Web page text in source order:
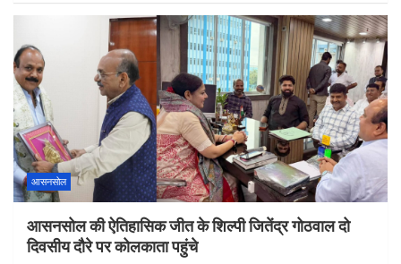
आसनसोल
आसनसोल की ऐतिहासिक जीत के शिल्पी जितेंद्र गोठवाल दो
दिवसीय दौरे पर कोलकाता पहुंचे